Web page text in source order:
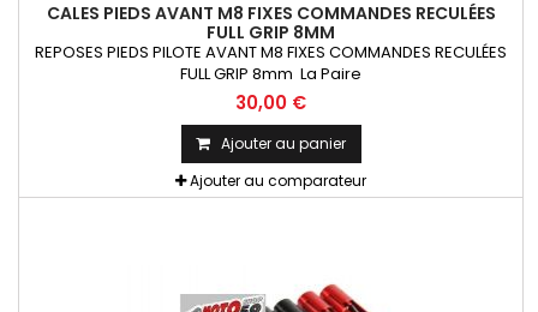
CALES PIEDS AVANT M8 FIXES COMMANDES RECULÉES
FULL GRIP 8MM
REPOSES PIEDS PILOTE AVANT M8 FIXES COMMANDES RECULÉES
FULL GRIP 8mm La Paire
30,00 €
Ajouter au panier
Ajouter au comparateur